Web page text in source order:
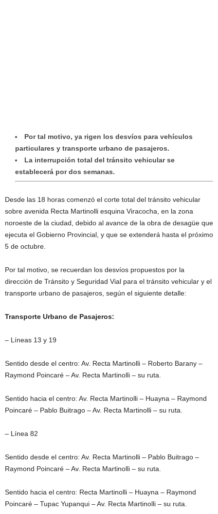
Por tal motivo, ya rigen los desvíos para vehículos
particulares y transporte urbano de pasajeros.
La interrupción total del tránsito vehicular se
establecerá por dos semanas.
Desde las 18 horas comenzó el corte total del tránsito vehicular
sobre avenida Recta Martinolli esquina Viracocha, en la zona
noroeste de la ciudad, debido al avance de la obra de desagüe que
ejecuta el Gobierno Provincial, y que se extenderá hasta el próximo
5 de octubre.
Por tal motivo, se recuerdan los desvíos propuestos por la
dirección de Tránsito y Seguridad Vial para el tránsito vehicular y el
transporte urbano de pasajeros, según el siguiente detalle:
Transporte Urbano de Pasajeros:
– Líneas 13 y 19
Sentido desde el centro: Av. Recta Martinolli – Roberto Barany –
Raymond Poincaré – Av. Recta Martinolli – su ruta.
Sentido hacia el centro: Av. Recta Martinolli – Huayna – Raymond
Poincaré – Pablo Buitrago – Av. Recta Martinolli – su ruta.
– Línea 82
Sentido desde el centro: Av. Recta Martinolli – Pablo Buitrago –
Raymond Poincaré – Av. Recta Martinolli – su ruta.
Sentido hacia el centro: Recta Martinolli – Huayna – Raymond
Poincaré – Tupac Yupanqui – Av. Recta Martinolli – su ruta.